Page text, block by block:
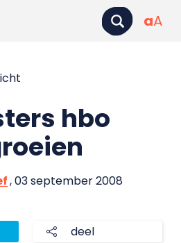
aA
hbo
, 03 september 2008
deel